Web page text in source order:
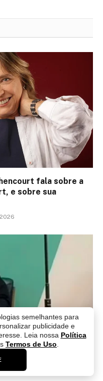
semelhantes para
publicidade e
Leia nossa Política
Termos de Uso
fala sobre a
e sobre sua
em